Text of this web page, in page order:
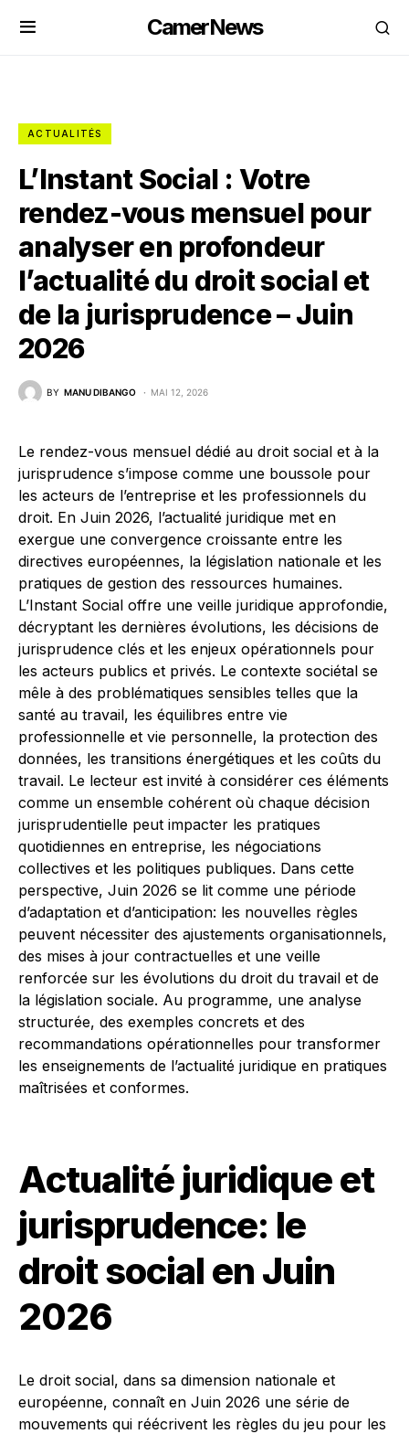
CamerNews
ACTUALITÉS
L’Instant Social : Votre
rendez-vous mensuel pour
analyser en profondeur
l’actualité du droit social et
de la jurisprudence – Juin
2026
BY MANU DIBANGO MAI 12, 2026
Le rendez-vous mensuel dédié au droit social et à la
jurisprudence s’impose comme une boussole pour
les acteurs de l’entreprise et les professionnels du
droit. En Juin 2026, l’actualité juridique met en
exergue une convergence croissante entre les
directives européennes, la législation nationale et les
pratiques de gestion des ressources humaines.
L’Instant Social offre une veille juridique approfondie,
décryptant les dernières évolutions, les décisions de
jurisprudence clés et les enjeux opérationnels pour
les acteurs publics et privés. Le contexte sociétal se
mêle à des problématiques sensibles telles que la
santé au travail, les équilibres entre vie
professionnelle et vie personnelle, la protection des
données, les transitions énergétiques et les coûts du
travail. Le lecteur est invité à considérer ces éléments
comme un ensemble cohérent où chaque décision
jurisprudentielle peut impacter les pratiques
quotidiennes en entreprise, les négociations
collectives et les politiques publiques. Dans cette
perspective, Juin 2026 se lit comme une période
d’adaptation et d’anticipation: les nouvelles règles
peuvent nécessiter des ajustements organisationnels,
des mises à jour contractuelles et une veille
renforcée sur les évolutions du droit du travail et de
la législation sociale. Au programme, une analyse
structurée, des exemples concrets et des
recommandations opérationnelles pour transformer
les enseignements de l’actualité juridique en pratiques
maîtrisées et conformes.
Actualité juridique et
jurisprudence: le
droit social en Juin
2026
Le droit social, dans sa dimension nationale et
européenne, connaît en Juin 2026 une série de
mouvements qui réécrivent les règles du jeu pour les